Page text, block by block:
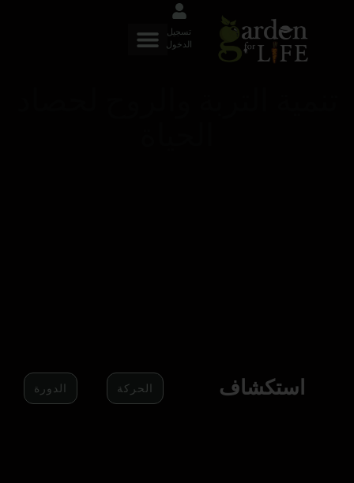
تسجيل
الدخول
استكشاف الحركة الدورة